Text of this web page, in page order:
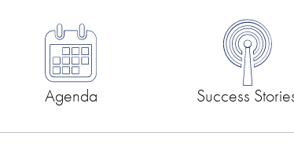
Agenda Success